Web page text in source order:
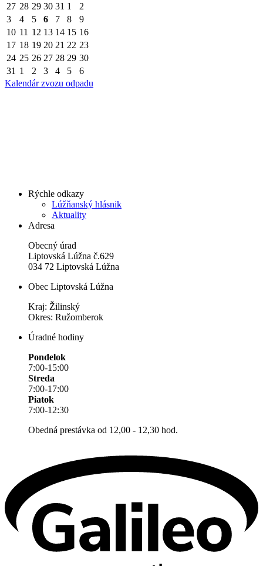
27 28 29 30 31 1
2
3
4 5 6 7 8
9
10 11 12 13 14 15 16
17 18 19 20 21 22 23
24 25 26 27 28 29 30
31 1 2 3 4 5
6
Kalendár zvozu odpadu
Rýchle odkazy
Lúžňanský hlásnik
Aktuality
Adresa
Obecný úrad
Liptovská Lúžna č.629
034 72 Liptovská Lúžna
Obec Liptovská Lúžna
Kraj: Žilinský
Okres: Ružomberok
Úradné hodiny
Pondelok
7:00-15:00
Streda
7:00-17:00
Piatok
7:00-12:30
Obedná prestávka od 12,00 - 12,30 hod.